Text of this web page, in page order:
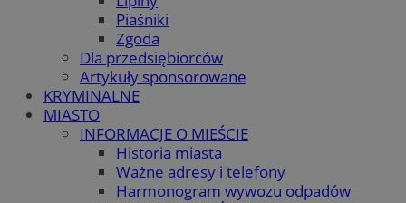
Piaśniki
Zgoda
Dla przedsiębiorców
Artykuły sponsorowane
KRYMINALNE
MIASTO
INFORMACJE O MIEŚCIE
Historia miasta
Ważne adresy i telefony
Harmonogram wywozu odpadów